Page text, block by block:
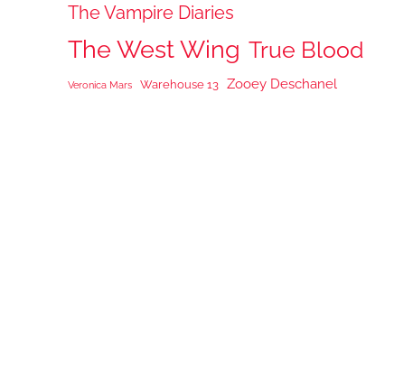
The Vampire Diaries
The West Wing True Blood
Veronica Mars Warehouse 13 Zooey Deschanel